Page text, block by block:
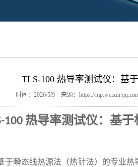
TLS-100 热导率测试仪：基
时间：2026/5/9 来源：https://
100 热导率测试仪：基
于瞬态线热源法（热针法）的专业